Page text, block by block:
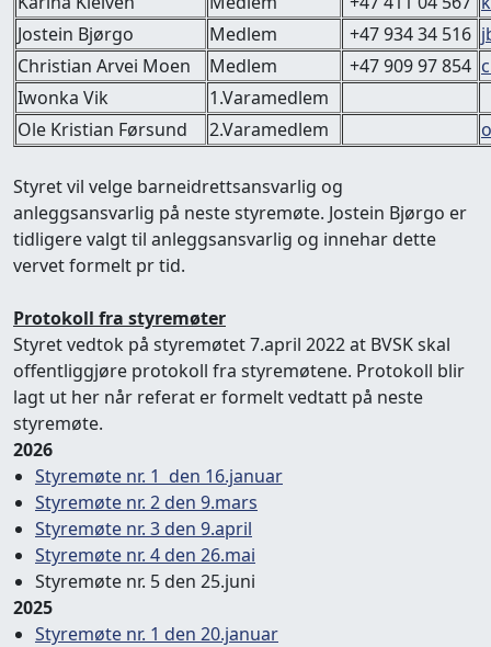
Jostein Bjørgo
Medlem +47 934 34 516
Christian Arvei Moen
Medlem +47 909 97 854
Iwonka Vik
1.Varamedlem
Ole Kristian Førsund
2.Varamedlem
Styret vil velge barneidrettsansvarlig og
anleggsansvarlig på neste styremøte. Jostein Bjørgo er
tidligere valgt til anleggsansvarlig og innehar dette
vervet formelt pr tid.
Protokoll fra styremøter
Styret vedtok på styremøtet 7.april 2022 at BVSK skal
offentliggjøre protokoll fra styremøtene. Protokoll blir
lagt ut her når referat er formelt vedtatt på neste
styremøte.
2026
Styremøte nr. 1 den 16.januar
Styremøte nr. 2 den 9.mars
Styremøte nr. 3 den 9.april
Styremøte nr. 4 den 26.mai
Styremøte nr. 5 den 25.juni
2025
Styremøte nr. 1 den 20.januar